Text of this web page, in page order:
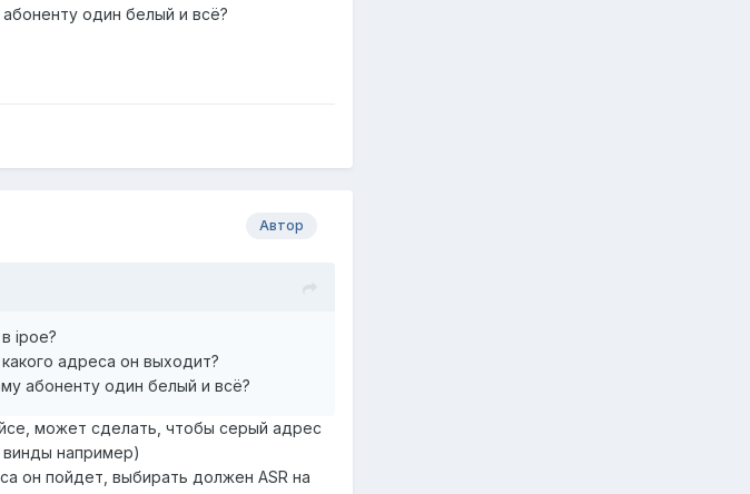
один белый и всё?
Автор
ipoe?
адреса он выходит?
абоненту один белый и всё?
может сделать, чтобы серый адрес
например)
он пойдет, выбирать должен ASR на